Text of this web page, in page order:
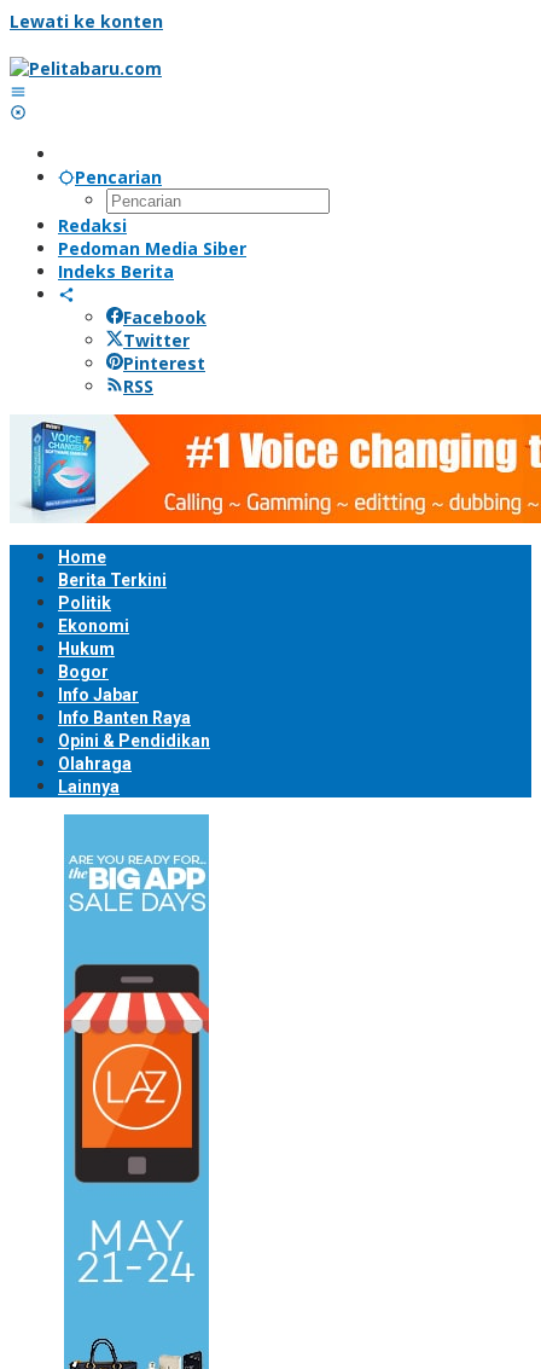
Lewati ke konten
Pencarian
Redaksi
Pedoman Media Siber
Indeks Berita
Facebook
Twitter
Pinterest
RSS
Home
Berita Terkini
Politik
Ekonomi
Hukum
Bogor
Info Jabar
Info Banten Raya
Opini & Pendidikan
Olahraga
Lainnya